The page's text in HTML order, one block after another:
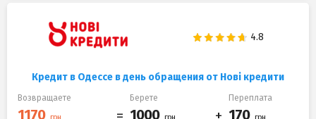
Кредит в Одессе в день обращения от Нові кредити
Возвращаете Берете Переплата